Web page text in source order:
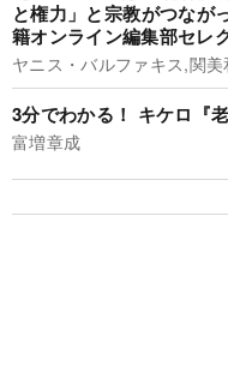
と権力」と宗教がつなが
籍オンライン編集部セレ
ヤニス・バルファキス,関美
3分でわかる！ キケロ『
富増章成